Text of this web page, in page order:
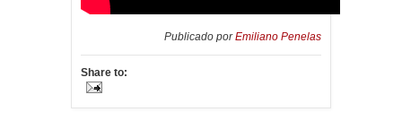
Publicado porEmiliano Penelas
Share to: